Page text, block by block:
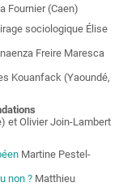
Fournier (Caen)
sociologique Élise
Freire Maresca
Kouanfack (Yaoundé,
et Olivier Join-Lambert
Martine Pestel-
non ? Matthieu